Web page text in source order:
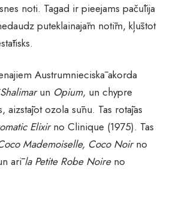
noti. Tagad ir pieejams pačūlija
puteklainajām notīm, kļūstot
Austrumnieciskā akorda
Shalimarun Opium, un chypre
aizstājot ozola sūnu. Tas rotājas
Elixirno Clinique (1975). Tas
Mademoiselle, Coco Noirno
arīla Petite Robe Noireno